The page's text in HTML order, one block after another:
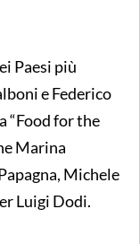
Paesi più
e Federico
“Food for the
Marina
Michele
Luigi Dodi.